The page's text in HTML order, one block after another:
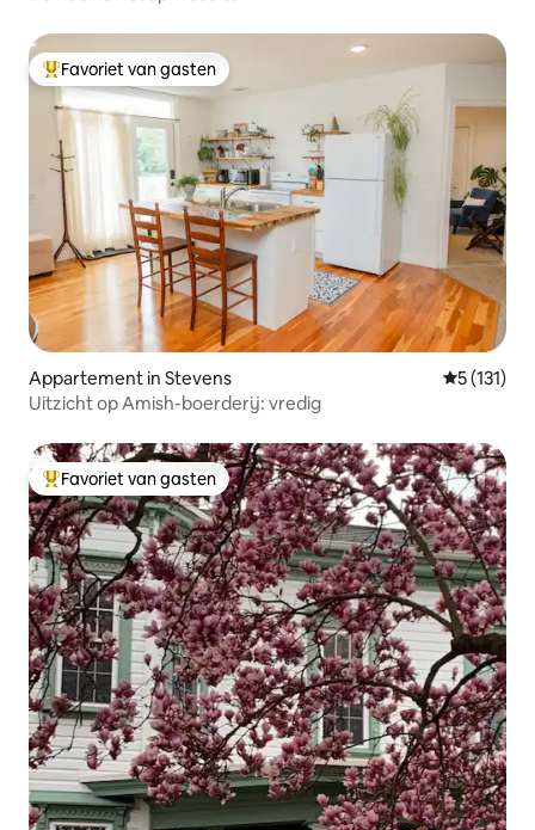
Topfavoriet van gasten
Favoriet van gasten
Appartement in Stevens
5 (131)
Uitzicht op Amish-boerderij: vredig
Topfavoriet van gasten
Favoriet van gasten